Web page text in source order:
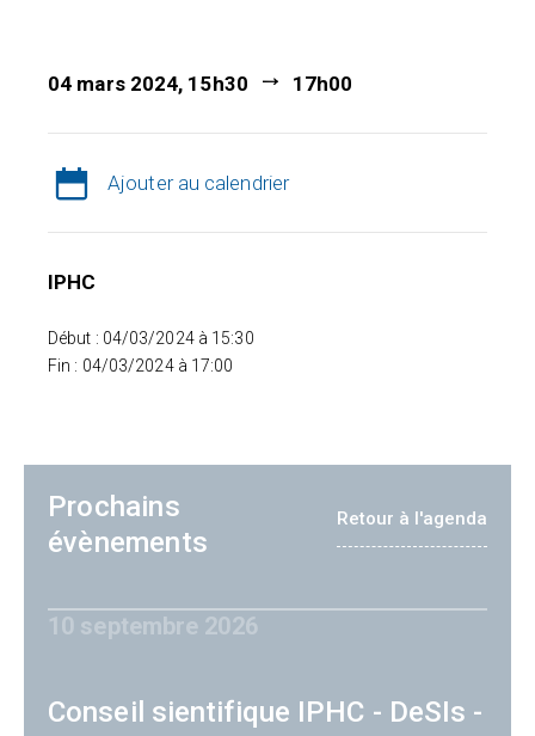
04 mars 2024, 15h30 17h00
Ajouter au calendrier
IPHC
Début : 04/03/2024 à 15:30
Fin : 04/03/2024 à 17:00
Prochains
évènements
Retour à l'agenda
10 septembre 2026
Conseil sientifique IPHC - DeSIs -